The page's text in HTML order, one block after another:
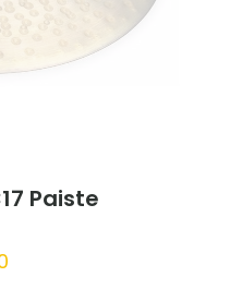
Paiste